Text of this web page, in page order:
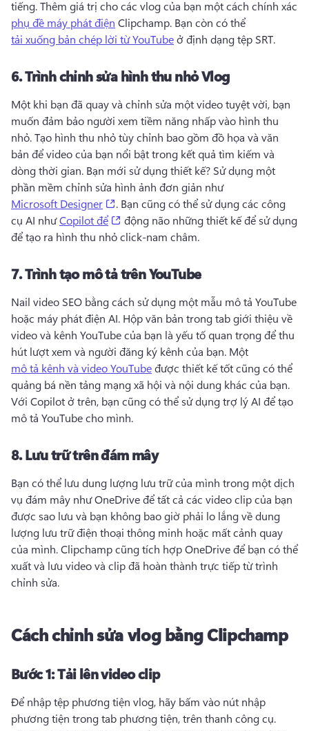
tiếng.
phụ đề máy phát điện Clipchamp. Bạn còn có thể
tải xuống bản chép lời từ YouTube ở định dạng tệp SRT.
6.Trình chỉnh sửa hình thu nhỏ Vlog
Một khi bạn đã quay và chỉnh sửa một video tuyệt vời, bạn
muốn đảm bảo người xem tiềm năng nhấp vào hình thu
nhỏ. Tạo hình thu nhỏ tùy chỉnh bao gồm đồ họa và văn
bản để video của bạn nổi bật trong kết quả tìm kiếm và
dòng thời gian. Bạn mới sử dụng thiết kế? Sử dụng một
phần mềm chỉnh sửa hình ảnh đơn giản như
Microsoft Designer
(opens in a new tab)
. Bạn cũng có thể sử dụng các công
cụ AI như Copilot để (opens in a new tab)
động não những thiết kế để sử dụng
để tạo ra hình thu nhỏ click-nam châm.
7.Trình tạo mô tả trên YouTube
Nail video SEO bằng cách sử dụng một mẫu mô tả YouTube
hoặc máy phát điện AI. Hộp văn bản trong tab giới thiệu về
video và kênh YouTube của bạn là yếu tố quan trọng để thu
hút lượt xem và người đăng ký kênh của bạn. Một
mô tả kênh và video YouTube được thiết kế tốt cũng có thể
Với Copilot ở trên, bạn cũng có thể sử dụng trợ lý AI để tạo
mô tả YouTube cho mình.
8.Lưu trữ trên đám mây
Bạn có thể lưu dung lượng lưu trữ của mình trong một dịch
vụ đám mây như OneDrive để tất cả các video clip của bạn
được sao lưu và bạn không bao giờ phải lo lắng về dung
lượng lưu trữ điện thoại thông minh hoặc mất cảnh quay
của mình. Clipchamp cũng tích hợp OneDrive để bạn có thể
xuất và lưu video và clip đã hoàn thành trực tiếp từ trình
chỉnh sửa.
Cách chỉnh sửa vlog bằng Clipchamp
Bước 1:Tải lên video clip
Để nhập tệp phương tiện vlog, hãy bấm vào nút nhập